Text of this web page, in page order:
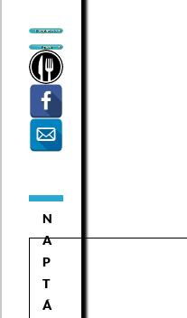
N
A
P
T
Á